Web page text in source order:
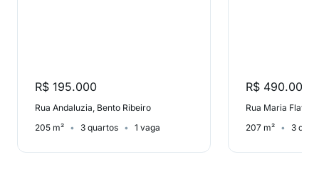
R$ 195.000
Rua Andaluzia, Bento Ribeiro
205 m²
3 quartos 1 vaga
R$ 490.000
207 m² 3